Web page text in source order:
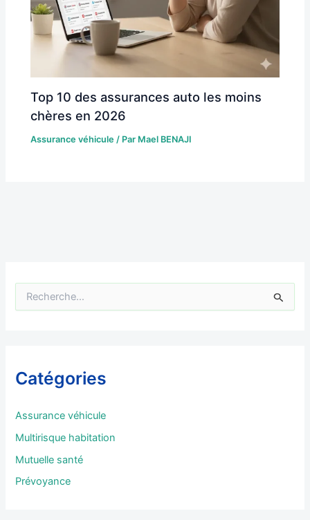
Top 10 des assurances auto les moins
chères en 2026
Assurance véhicule / Par Mael BENAJI
e
c
r
Catégories
Assurance véhicule
Multirisque habitation
Mutuelle santé
Prévoyance